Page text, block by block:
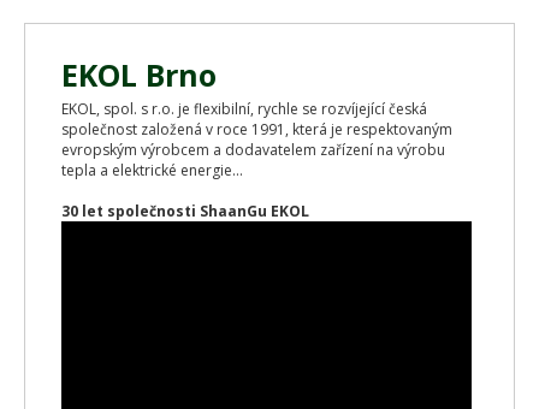
EKOL Brno
EKOL, spol. s r.o. je flexibilní, rychle se rozvíjející česká
společnost založená v roce 1991, která je respektovaným
evropským výrobcem a dodavatelem zařízení na výrobu
tepla a elektrické energie...
30 let společnosti ShaanGu EKOL